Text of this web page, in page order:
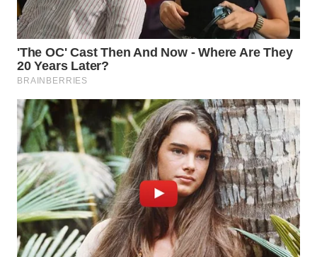
WN
SEMARANG
WN
SOLO
WN
BOROBUDUR
WN
MADURA
WN
SURABAYA